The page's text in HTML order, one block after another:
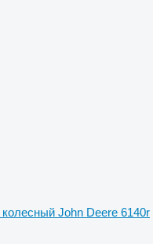
колесный John Deere 6140r